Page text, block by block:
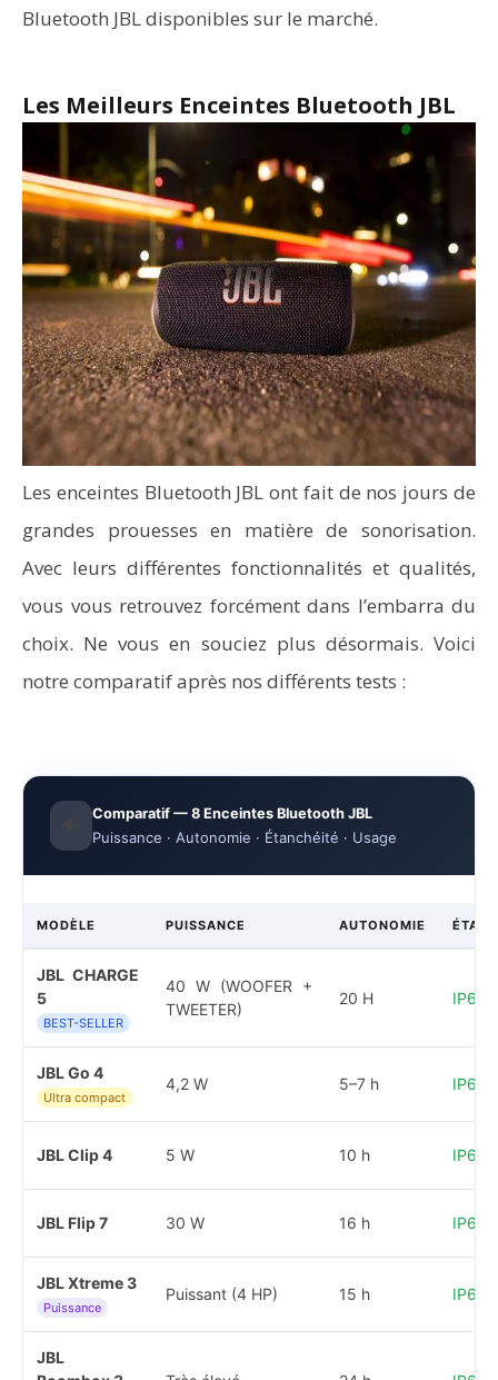
Bluetooth JBL disponibles sur le marché.
Les Meilleurs Enceintes Bluetooth JBL
Les enceintes Bluetooth JBL ont fait de nos jours de
grandes prouesses en matière de sonorisation.
Avec leurs différentes fonctionnalités et qualités,
vous vous retrouvez forcément dans l’embarra du
choix. Ne vous en souciez plus désormais. Voici
notre comparatif après nos différents tests :
Comparatif — 8 Enceintes Bluetooth JBL
Puissance · Autonomie · Étanchéité · Usage
MODÈLE PUISSANCE AUTONOMIE
JBL CHARGE
5
BEST-SELLER
40 W (WOOFER +
TWEETER)
20 H IP67
JBL Go 4
Ultra compact
4,2 W 5–7 h IP67
JBL Clip 4 5 W 10 h IP67
JBL Flip 7 30 W 16 h IP67
JBL Xtreme 3
Puissance
Puissant (4 HP) 15 h IP67
JBL